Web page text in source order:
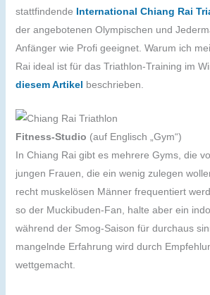
stattfindende International Chiang Rai
der angebotenen Olympischen und
Anfänger wie Profi geeignet. Warum ich
Rai ideal ist für das Triathlon-Training im
diesem Artikel beschrieben.
Fitness-Studio (auf Englisch „Gym“)
In Chiang Rai gibt es mehrere Gyms, die
jungen Frauen, die ein wenig zulegen
recht muskelösen Männer frequentiert
so der Muckibuden-Fan, halte aber ein
während der Smog-Saison für durchaus
mangelnde Erfahrung wird durch
wettgemacht.